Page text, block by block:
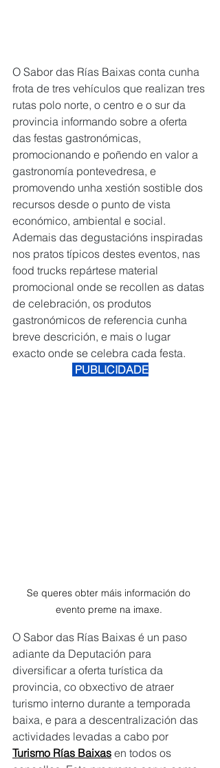
O Sabor das Rías Baixas conta cunha
frota de tres vehículos que realizan tres
rutas polo norte, o centro e o sur da
provincia informando sobre a oferta
das festas gastronómicas,
promocionando e poñendo en valor a
gastronomía pontevedresa, e
promovendo unha xestión sostible dos
recursos desde o punto de vista
económico, ambiental e social.
Ademais das degustacións inspiradas
nos pratos típicos destes eventos, nas
food trucks repártese material
promocional onde se recollen as datas
de celebración, os produtos
gastronómicos de referencia cunha
breve descrición, e mais o lugar
exacto onde se celebra cada festa.
PUBLICIDADE
Se queres obter máis información do
evento preme na imaxe.
O Sabor das Rías Baixas é un paso
adiante da Deputación para
diversificar a oferta turística da
provincia, co obxectivo de atraer
turismo interno durante a temporada
baixa, e para a descentralización das
actividades levadas a cabo por
Turismo Rías Baixas en todos os